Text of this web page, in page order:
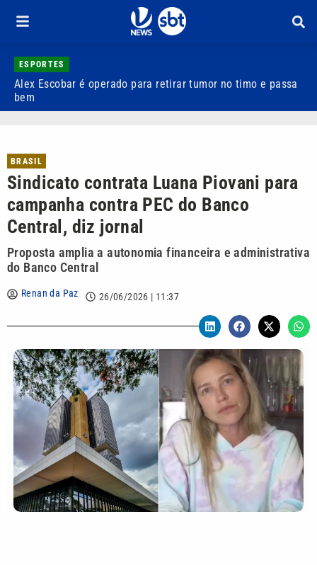
ESPORTES
Alex Escobar é operado para retirar tumor no timo e passa
bem
BRASIL
Sindicato contrata Luana Piovani para
campanha contra PEC do Banco
Central, diz jornal
Proposta amplia a autonomia financeira e administrativa
do Banco Central
Renan da Paz 26/06/2026 | 11:37